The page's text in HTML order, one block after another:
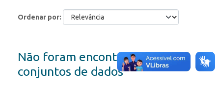
Ordenar por
Não foram encontrados
conjuntos de dados